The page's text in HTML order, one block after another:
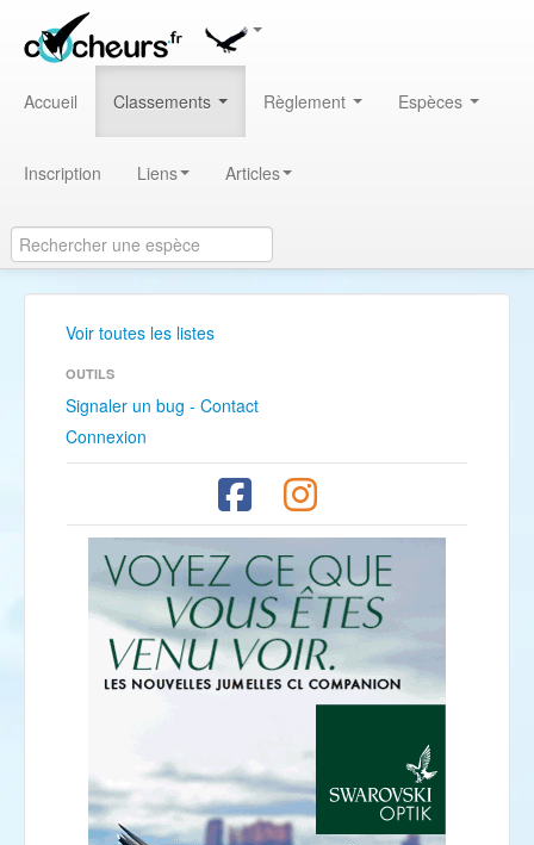
Accueil Classements Règlement Espèces
Inscription Liens Articles
Voir toutes les listes
OUTILS
Signaler un bug - Contact
Connexion